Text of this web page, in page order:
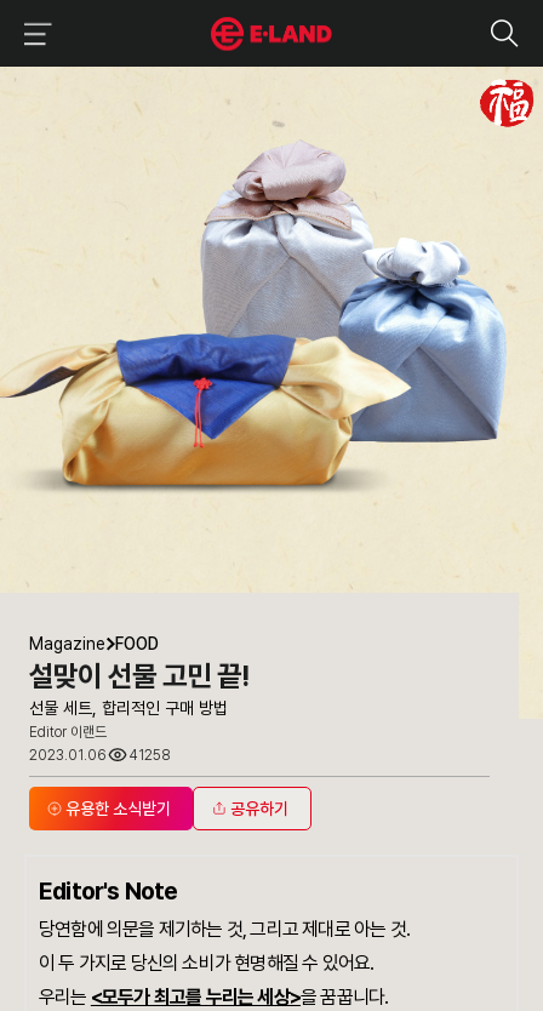
선물 세트, 합리적인 구매 방법
매거진 상세보기
Magazine FOOD
설맞이 선물 고민 끝!
선물 세트, 합리적인 구매 방법
Editor 이랜드
2023.01.06
41258
유용한 소식받기 공유하기
Editor's Note
당연함에 의문을 제기하는 것, 그리고 제대로 아는 것.
이 두 가지로 당신의 소비가 현명해질 수 있어요.
우리는 <모두가 최고를 누리는 세상>을 꿈꿉니다.